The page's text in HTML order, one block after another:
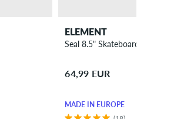
ELEMENT
Seal 8.5" Skateboard Deck
64,99 EUR
MADE IN EUROPE